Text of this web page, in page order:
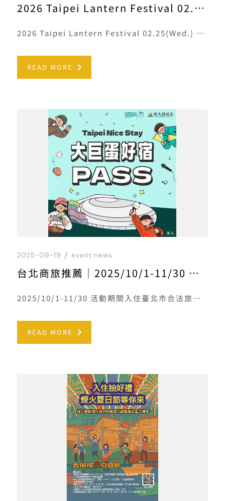
2026 Taipei Lantern Festival 02.25(Wed.) － 03.15(Sun.)
2026 Taipei Lantern Festival 02.25(Wed.) － 03.15(Sun.)
READ MORE
2025-09-19 event news
台北商旅推薦｜2025/10/1-11/30 來臺北有好宿
2025/10/1-11/30 活動期間入住臺北市合法旅宿，並完成登錄即享抽獎資格！詳情
READ MORE